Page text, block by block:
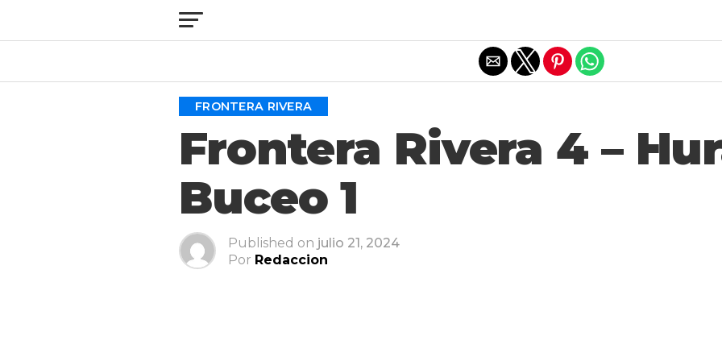
FRONTERA RIVERA
Frontera Rivera 4 –
Buceo 1
Published on julio 21, 2024
Por Redaccion